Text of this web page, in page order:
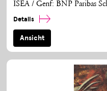
ISEA / Genf: BNP Paribas
Details
Ansicht